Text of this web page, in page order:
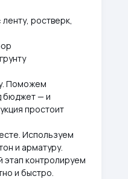
ростверк,
Поможем
бюджет — и
простоит
Используем
и арматуру.
этап контролируем
и быстро.